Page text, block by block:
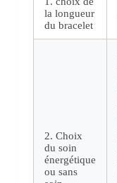
la longueur
du bracelet
2. Choix
du soin
énergétique
ou sans